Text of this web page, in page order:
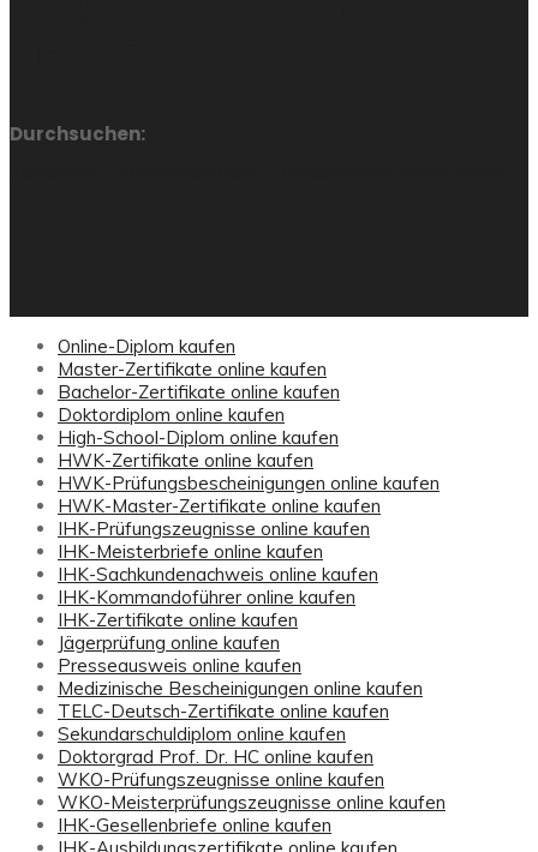
Durchsuchen:
Online-Diplom kaufen
Master-Zertifikate online kaufen
Bachelor-Zertifikate online kaufen
Doktordiplom online kaufen
High-School-Diplom online kaufen
HWK-Zertifikate online kaufen
HWK-Prüfungsbescheinigungen online kaufen
HWK-Master-Zertifikate online kaufen
IHK-Prüfungszeugnisse online kaufen
IHK-Meisterbriefe online kaufen
IHK-Sachkundenachweis online kaufen
IHK-Kommandoführer online kaufen
IHK-Zertifikate online kaufen
Jägerprüfung online kaufen
Presseausweis online kaufen
Medizinische Bescheinigungen online kaufen
TELC-Deutsch-Zertifikate online kaufen
Sekundarschuldiplom online kaufen
Doktorgrad Prof. Dr. HC online kaufen
WKO-Prüfungszeugnisse online kaufen
WKO-Meisterprüfungszeugnisse online kaufen
IHK-Gesellenbriefe online kaufen